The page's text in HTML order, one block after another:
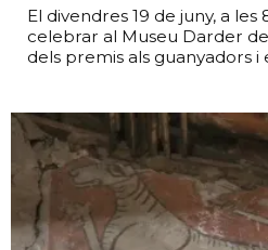
El divendres 19 de juny, a les
celebrar al Museu Darder
dels premis als guanyadors i